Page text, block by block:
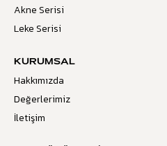
Akne Serisi
Leke Serisi
KURUMSAL
Hakkımızda
Değerlerimiz
İletişim